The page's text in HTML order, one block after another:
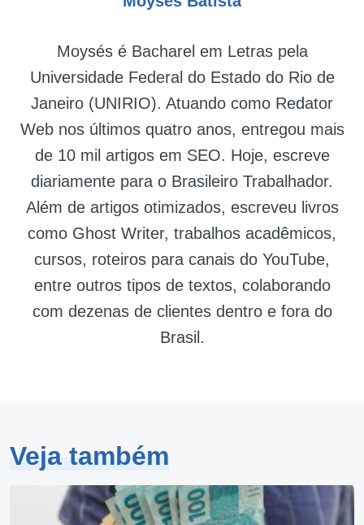
Moysés é Bacharel em Letras pela
Universidade Federal do Estado do Rio de
Janeiro (UNIRIO). Atuando como Redator
Web nos últimos quatro anos, entregou mais
de 10 mil artigos em SEO. Hoje, escreve
diariamente para o Brasileiro Trabalhador.
Além de artigos otimizados, escreveu livros
como Ghost Writer, trabalhos acadêmicos,
cursos, roteiros para canais do YouTube,
entre outros tipos de textos, colaborando
com dezenas de clientes dentro e fora do
Brasil.
Veja também